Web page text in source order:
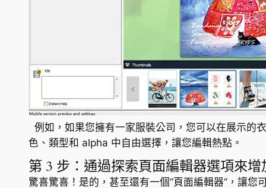
例如，如果您擁有一家服裝公司，您可以在展示的
色、類型和 alpha 中自由選擇，讓您編輯熱點。
第 3 步：通過探索頁面編輯器選項來
驚喜驚喜！是的，甚至還有一個“頁面編輯器”，讓